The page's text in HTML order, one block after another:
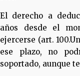
El derecho a
años desde el
ejercerse (art.
ese plazo, no
soportado, aunque